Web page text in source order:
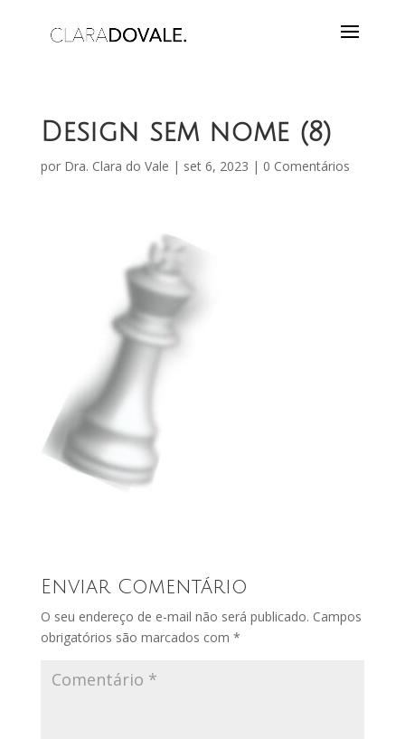
Design sem nome (8)
por Dra. Clara do Vale | set 6, 2023 | 0 Comentários
Enviar Comentário
O seu endereço de e-mail não será publicado. Campos
obrigatórios são marcados com *